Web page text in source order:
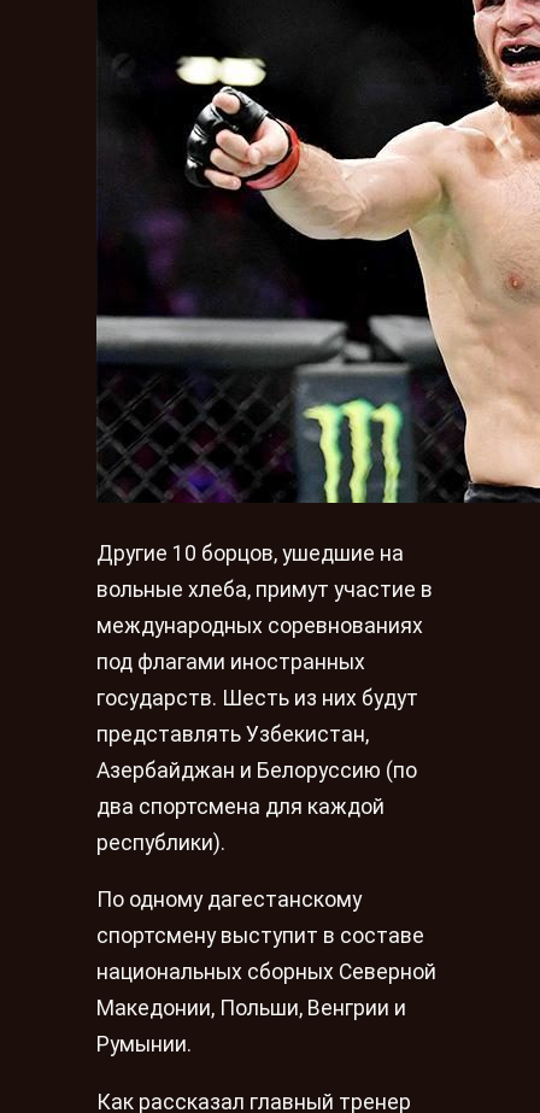
Другие 10 борцов, ушедшие на
вольные хлеба, примут участие в
международных соревнованиях
под флагами иностранных
государств. Шесть из них будут
представлять Узбекистан,
Азербайджан и Белоруссию (по
два спортсмена для каждой
республики).
По одному дагестанскому
спортсмену выступит в составе
национальных сборных Северной
Македонии, Польши, Венгрии и
Румынии.
Как рассказал главный тренер